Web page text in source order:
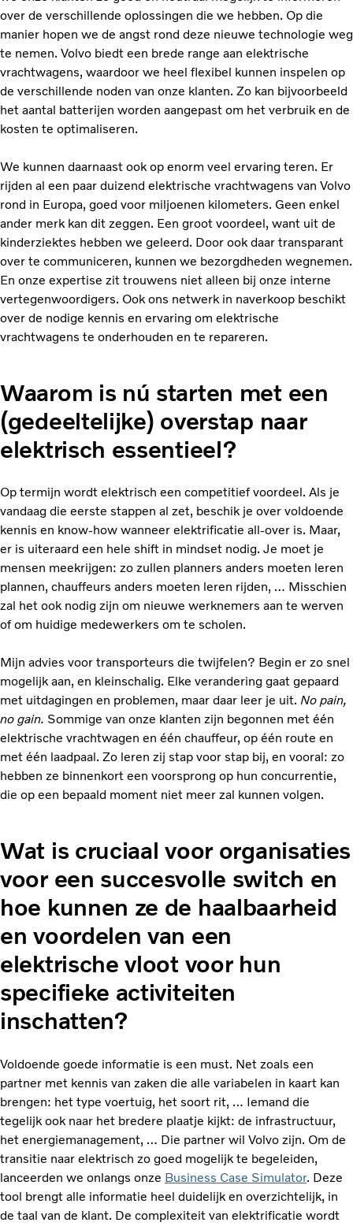
over de verschillende oplossingen die we hebben. Op die
manier hopen we de angst rond deze nieuwe technologie weg
te nemen. Volvo biedt een brede range aan elektrische
vrachtwagens, waardoor we heel flexibel kunnen inspelen op
de verschillende noden van onze klanten. Zo kan bijvoorbeeld
het aantal batterijen worden aangepast om het verbruik en de
kosten te optimaliseren.
We kunnen daarnaast ook op enorm veel ervaring teren. Er
rijden al een paar duizend elektrische vrachtwagens van Volvo
rond in Europa, goed voor miljoenen kilometers. Geen enkel
ander merk kan dit zeggen. Een groot voordeel, want uit de
kinderziektes hebben we geleerd. Door ook daar transparant
over te communiceren, kunnen we bezorgdheden wegnemen.
En onze expertise zit trouwens niet alleen bij onze interne
vertegenwoordigers. Ook ons netwerk in naverkoop beschikt
over de nodige kennis en ervaring om elektrische
vrachtwagens te onderhouden en te repareren.
Waarom is nú starten met een
(gedeeltelijke) overstap naar
elektrisch essentieel?
Op termijn wordt elektrisch een competitief voordeel. Als je
vandaag die eerste stappen al zet, beschik je over voldoende
kennis en know-how wanneer elektrificatie all-over is. Maar,
er is uiteraard een hele shift in mindset nodig. Je moet je
mensen meekrijgen: zo zullen planners anders moeten leren
plannen, chauffeurs anders moeten leren rijden, … Misschien
zal het ook nodig zijn om nieuwe werknemers aan te werven
of om huidige medewerkers om te scholen.
Mijn advies voor transporteurs die twijfelen? Begin er zo snel
mogelijk aan, en kleinschalig. Elke verandering gaat gepaard
met uitdagingen en problemen, maar daar leer je uit. No pain,
no gain. Sommige van onze klanten zijn begonnen met één
elektrische vrachtwagen en één chauffeur, op één route en
met één laadpaal. Zo leren zij stap voor stap bij, en vooral: zo
hebben ze binnenkort een voorsprong op hun concurrentie,
die op een bepaald moment niet meer zal kunnen volgen.
Wat is cruciaal voor organisaties
voor een succesvolle switch en
hoe kunnen ze de haalbaarheid
en voordelen van een
elektrische vloot voor hun
specifieke activiteiten
inschatten?
Voldoende goede informatie is een must. Net zoals een
partner met kennis van zaken die alle variabelen in kaart kan
brengen: het type voertuig, het soort rit, … Iemand die
tegelijk ook naar het bredere plaatje kijkt: de infrastructuur,
het energiemanagement, … Die partner wil Volvo zijn. Om de
transitie naar elektrisch zo goed mogelijk te begeleiden,
lanceerden we onlangs onze Business Case Simulator. Deze
tool brengt alle informatie heel duidelijk en overzichtelijk, in
de taal van de klant. De complexiteit van elektrificatie wordt